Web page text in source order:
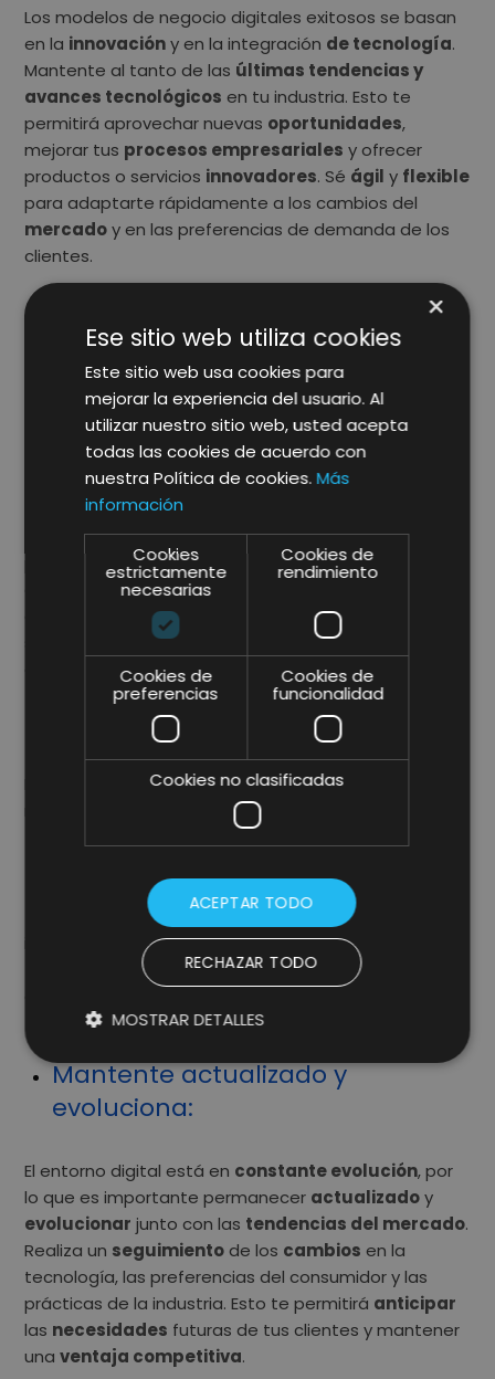
Los modelos de negocio digitales exitosos se basan
en la innovacióny en la integración de tecnología.
Mantente al tanto de las últimas tendencias y
avances tecnológicos en tu industria. Esto te
permitirá aprovechar nuevas oportunidades,
mejorar tus procesos empresariales y ofrecer
productos o servicios innovadores. Sé ágil y flexible
para adaptarte rápidamente a los cambios del
mercadoy en las preferencias de demanda de los
clientes.
retroalimentación:
entorno digital, lainteraccióncon tusclientes
fundamental. Fomenta laparticipación activade tus
clientesa través de lasredes sociales,comentarios
en el sitio web, encuestasy otros canales de
retroalimentación.Escucha atentamente
comentarios yopiniones, y utiliza estainformación
mejorarlos productos, servicios y laexperiencia
en general. Establecer una
con tus clientes, así como brindar unexcelente
servicio al clientees vital para el éxitoa largo plazo
del modelo de negocio digital.
Monetiza de manera efectiva:
financieroescrucialen cualquier
modelo de negocio exitoso. Asegúrate de tener una
productos o servicios
suscripción, la
, el modelo
o la generación de
ingresos a través de asociaciones estratégicas.
diferentes enfoques y encuentra aquellos
clientes.
Mantente actualizado y
evoluciona:
El entorno digital está en constante evolución, por
lo que es importante permanecer actualizadoy
evolucionar junto con las tendencias del mercado.
Realiza un seguimientode los cambios en la
tecnología, las preferencias del consumidor y las
prácticas de la industria. Esto te permitirá anticipar
las necesidades futuras de tus clientes y mantener
unaventaja competitiva.
×
Ese sitio web utiliza cookies
Este sitio web usa cookies para
mejorar la experiencia del usuario. Al
utilizar nuestro sitio web, usted acepta
todas las cookies de acuerdo con
nuestra Política de cookies.Más
información
Cookies
estrictamente
necesarias
Cookies de
rendimiento
Cookies de
preferencias
Cookies de
funcionalidad
Cookies no clasificadas
ACEPTAR TODO
RECHAZAR TODO
MOSTRAR DETALLES